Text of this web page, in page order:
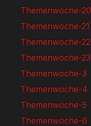
Themenwoche-20
Themenwoche-21
Themenwoche-22
Themenwoche-23
Themenwoche-3
Themenwoche-4
Themenwoche-5
Themenwoche-6